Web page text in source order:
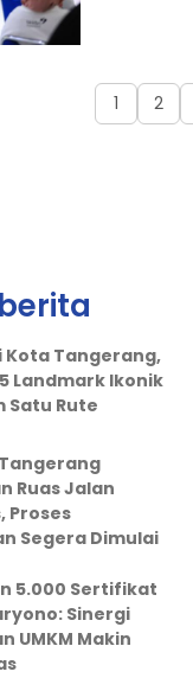
1 2
Kota Tangerang,
Landmark Ikonik
Satu Rute
Ruas Jalan
Proses
Segera Dimulai
5.000 Sertifikat
Sinergi
UMKM Makin